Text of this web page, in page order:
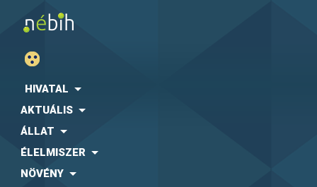
HIVATAL
AKTUÁLIS
ÁLLAT
ÉLELMISZER
NÖVÉNY